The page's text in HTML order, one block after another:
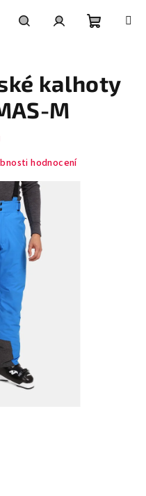
košík
kalhoty
M
hodnocení